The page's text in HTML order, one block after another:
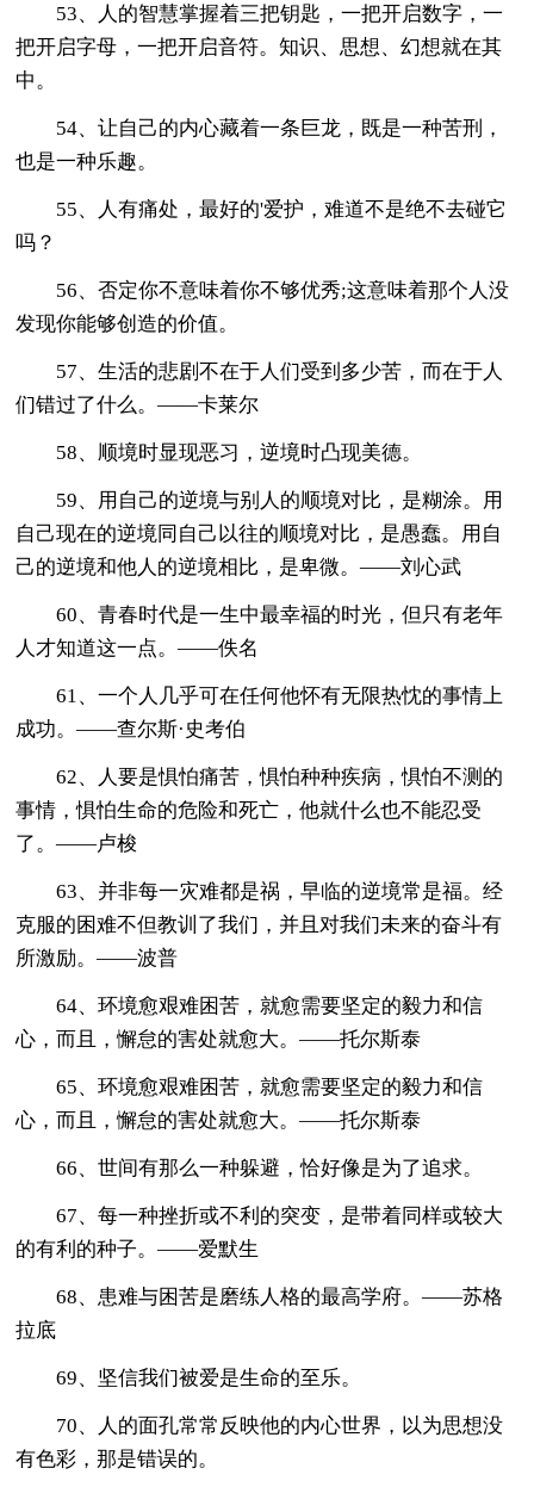
53、人的智慧掌握着三把钥匙，一把开启数字，一
把开启字母，一把开启音符。知识、思想、幻想就在其
中。
54、让自己的内心藏着一条巨龙，既是一种苦刑，
也是一种乐趣。
55、人有痛处，最好的'爱护，难道不是绝不去碰它
吗？
56、否定你不意味着你不够优秀;这意味着那个人没
发现你能够创造的价值。
57、生活的悲剧不在于人们受到多少苦，而在于人
们错过了什么。——卡莱尔
58、顺境时显现恶习，逆境时凸现美德。
59、用自己的逆境与别人的顺境对比，是糊涂。用
自己现在的逆境同自己以往的顺境对比，是愚蠢。用自
己的逆境和他人的逆境相比，是卑微。——刘心武
60、青春时代是一生中最幸福的时光，但只有老年
人才知道这一点。——佚名
61、一个人几乎可在任何他怀有无限热忱的事情上
成功。——查尔斯·史考伯
62、人要是惧怕痛苦，惧怕种种疾病，惧怕不测的
事情，惧怕生命的危险和死亡，他就什么也不能忍受
了。——卢梭
63、并非每一灾难都是祸，早临的逆境常是福。经
克服的困难不但教训了我们，并且对我们未来的奋斗有
所激励。――波普
64、环境愈艰难困苦，就愈需要坚定的毅力和信
心，而且，懈怠的害处就愈大。――托尔斯泰
65、环境愈艰难困苦，就愈需要坚定的毅力和信
心，而且，懈怠的害处就愈大。——托尔斯泰
66、世间有那么一种躲避，恰好像是为了追求。
67、每一种挫折或不利的突变，是带着同样或较大
的有利的种子。——爱默生
68、患难与困苦是磨练人格的最高学府。――苏格
拉底
69、坚信我们被爱是生命的至乐。
70、人的面孔常常反映他的内心世界，以为思想没
有色彩，那是错误的。